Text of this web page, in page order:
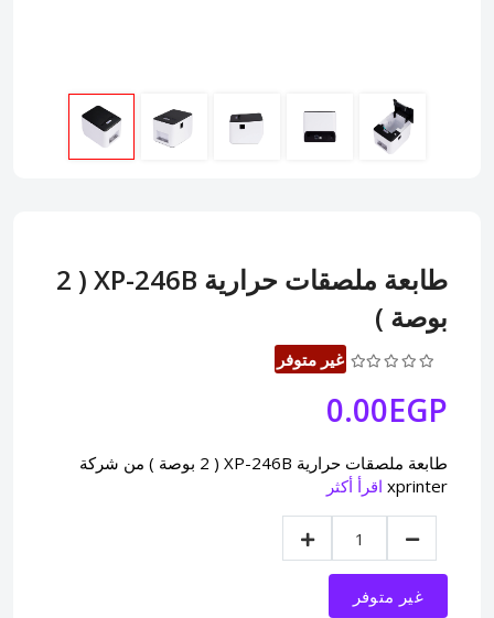
طابعة ملصقات حرارية XP-246B ( 2
بوصة )
غير متوفر
0.00EGP
طابعة ملصقات حرارية XP-246B ( 2 بوصة ) من شركة
xprinter اقرأ أكثر
غير متوفر